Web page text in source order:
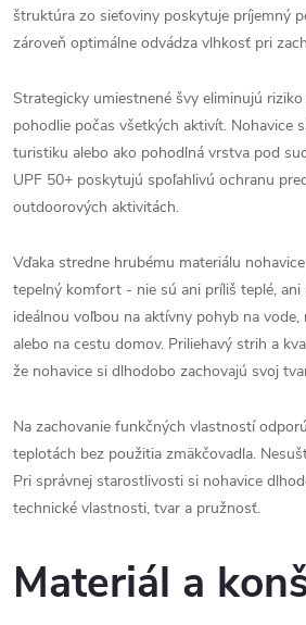
štruktúra zo sieťoviny poskytuje príjemný
zároveň optimálne odvádza vlhkosť pri
Strategicky umiestnené švy eliminujú
pohodlie počas všetkých aktivít. Nohavice
turistiku alebo ako pohodlná vrstva pod
UPF 50+ poskytujú spoľahlivú ochranu
outdoorových aktivitách.
Vďaka stredne hrubému materiálu
tepelný komfort - nie sú ani príliš teplé, ani
ideálnou voľbou na aktívny pohyb na
alebo na cestu domov. Priliehavý strih a
že nohavice si dlhodobo zachovajú svoj
Na zachovanie funkčných vlastností
teplotách bez použitia zmäkčovadla.
Pri správnej starostlivosti si nohavice
technické vlastnosti, tvar a pružnosť.
Materiál a